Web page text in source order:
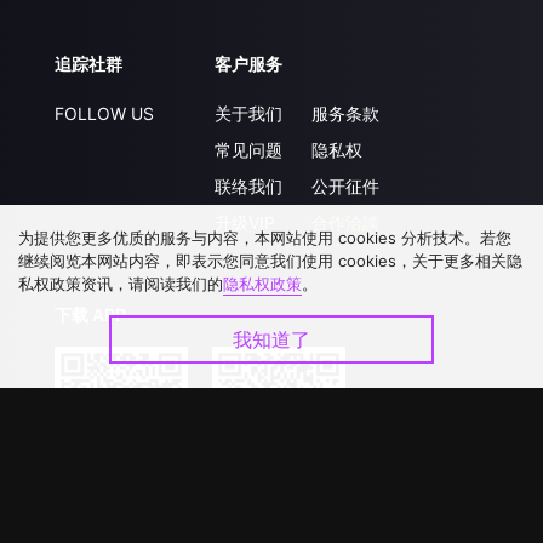
追踪社群
FOLLOW US
客户服务
关于我们
常见问题
联络我们
服务条款
隐私权
公开征件
下载 APP
为提供您更多优质的服务与内容，本网站使用 cookies 分析技术。若您
继续阅览本网站内容，即表示您同意我们使用 cookies，关于更多相关隐
私权政策资讯，请阅读我们的隐私权政策。
我知道了